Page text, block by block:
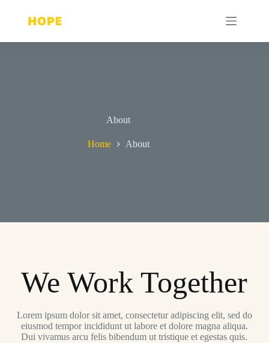
About
Home About
We Work Together
Lorem ipsum dolor sit amet, consectetur adipiscing elit, sed do
eiusmod tempor incididunt ut labore et dolore magna aliqua.
Dui vivamus arcu felis bibendum ut tristique et egestas quis.